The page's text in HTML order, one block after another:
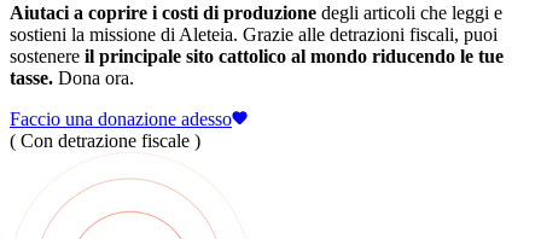
Aiutaci a coprire i costi di produzione degli articoli che leggi e
sostieni la missione di Aleteia. Grazie alle detrazioni fiscali, puoi
sostenere il principale sito cattolico al mondo riducendo le tue
tasse. Dona ora.
Faccio una donazione adesso
( Con detrazione fiscale )